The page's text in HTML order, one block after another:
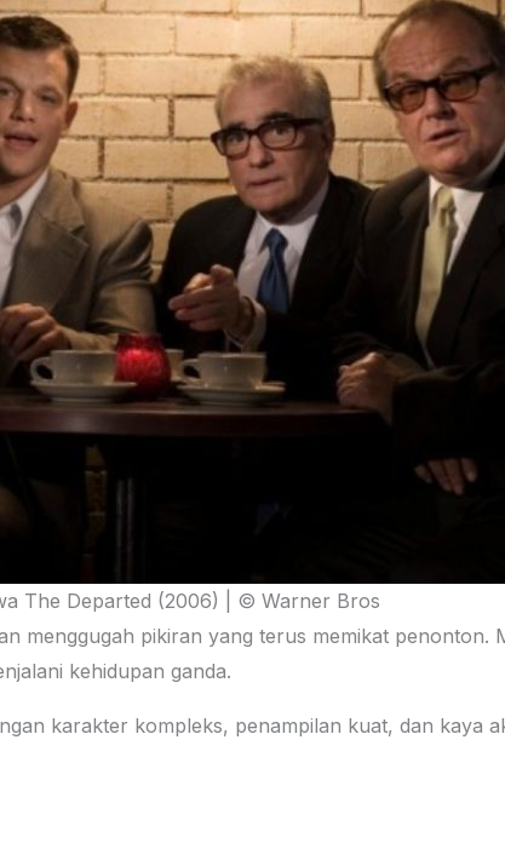
The Departed (2006) | © Warner Bros
menggugah pikiran yang terus memikat penonton.
kehidupan ganda.
karakter kompleks, penampilan kuat, dan kaya